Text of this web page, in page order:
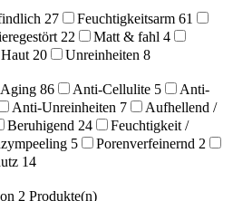
27 Feuchtigkeitsarm 61
22 Matt & fahl 4
20 Unreinheiten 8
86 Anti-Cellulite 5
Anti-
Anti-Unreinheiten 7
Aufhellend /
Beruhigend 24
Feuchtigkeit /
5 Porenverfeinernd 2
14
2 Produkte(n)